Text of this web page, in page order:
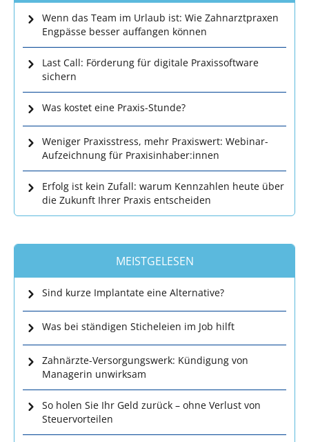
Wenn das Team im Urlaub ist: Wie Zahnarztpraxen
Engpässe besser auffangen können
Last Call: Förderung für digitale Praxissoftware
sichern
Was kostet eine Praxis-Stunde?
Weniger Praxisstress, mehr Praxiswert: Webinar-
Aufzeichnung für Praxisinhaber:innen
Erfolg ist kein Zufall: warum Kennzahlen heute über
die Zukunft Ihrer Praxis entscheiden
MEISTGELESEN
Sind kurze Implantate eine Alternative?
Was bei ständigen Sticheleien im Job hilft
Zahnärzte-Versorgungswerk: Kündigung von
Managerin unwirksam
So holen Sie Ihr Geld zurück – ohne Verlust von
Steuervorteilen